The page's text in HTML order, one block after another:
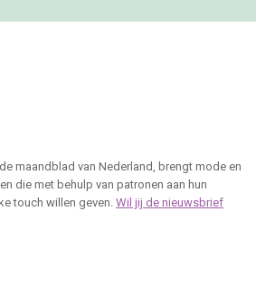
maandblad van Nederland, brengt mode en
die met behulp van patronen aan hun
touch willen geven. Wil jij de nieuwsbrief